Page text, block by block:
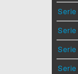
Serie
Serie
Serie
Serie